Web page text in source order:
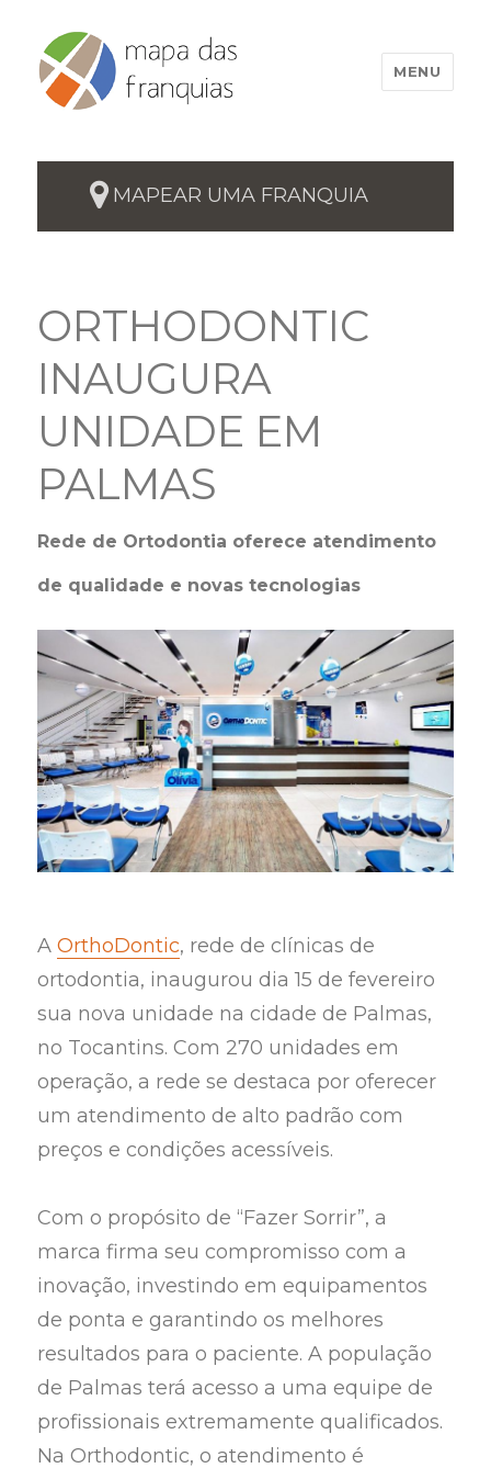
MENU
MAPEAR UMA FRANQUIA
ORTHODONTIC
INAUGURA
UNIDADE EM
PALMAS
Rede de Ortodontia oferece atendimento
de qualidade e novas tecnologias
AOrthoDontic, rede de clínicas de
ortodontia, inaugurou dia 15 de fevereiro
sua nova unidade na cidade de Palmas,
no Tocantins. Com 270 unidades em
operação, a rede se destaca por oferecer
um atendimento de alto padrão com
preços e condições acessíveis.
Com o propósito de “Fazer Sorrir”, a
marca firma seu compromisso com a
inovação, investindo em equipamentos
de ponta e garantindo os melhores
resultados para o paciente. A população
de Palmas terá acesso a uma equipe de
profissionais extremamente qualificados.
Na Orthodontic, o atendimento é